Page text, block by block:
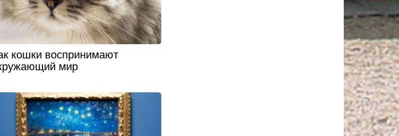
кошки воспринимают
мир